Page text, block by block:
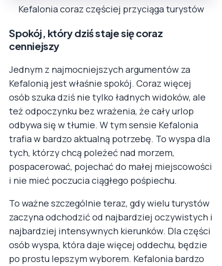
Kefalonia coraz częściej przyciąga turystów
Spokój, który dziś staje się coraz
cenniejszy
Jednym z najmocniejszych argumentów za
Kefalonią jest właśnie spokój. Coraz więcej
osób szuka dziś nie tylko ładnych widoków, ale
też odpoczynku bez wrażenia, że cały urlop
odbywa się w tłumie. W tym sensie Kefalonia
trafia w bardzo aktualną potrzebę. To wyspa dla
tych, którzy chcą poleżeć nad morzem,
pospacerować, pojechać do małej miejscowości
i nie mieć poczucia ciągłego pośpiechu.
To ważne szczególnie teraz, gdy wielu turystów
zaczyna odchodzić od najbardziej oczywistych i
najbardziej intensywnych kierunków. Dla części
osób wyspa, która daje więcej oddechu, będzie
po prostu lepszym wyborem. Kefalonia bardzo